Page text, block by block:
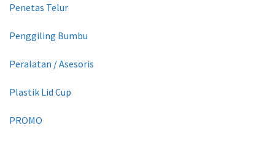
Penetas Telur
Penggiling Bumbu
Peralatan / Asesoris
Plastik Lid Cup
PROMO